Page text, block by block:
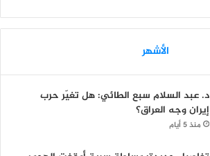
الأشهر
د. عبد السلام سبع الطائي: هل تغيّر حرب
إيران وجه العراق؟
منذ 5 أيام